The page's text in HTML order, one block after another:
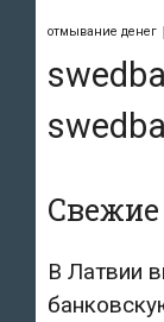
отмывание денег
В Латвии